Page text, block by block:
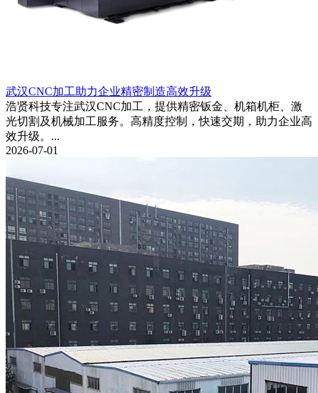
武汉CNC加工助力企业精密制造高效升级
浩贤科技专注武汉CNC加工，提供精密钣金、机箱机柜、激
光切割及机械加工服务。高精度控制，快速交期，助力企业高
效升级。...
2026-07-01